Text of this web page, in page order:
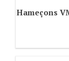
Hameçons